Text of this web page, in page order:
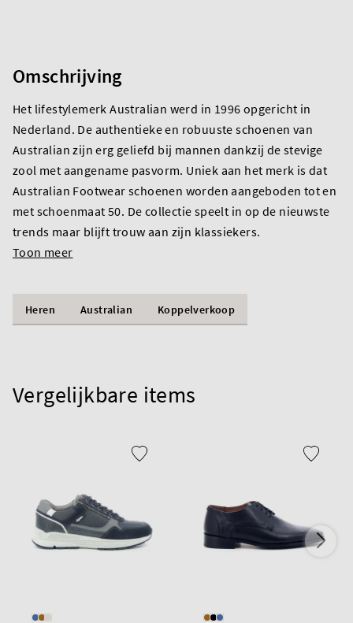
Omschrijving
Het lifestylemerk Australian werd in 1996 opgericht in
Nederland. De authentieke en robuuste schoenen van
Australian zijn erg geliefd bij mannen dankzij de stevige
zool met aangename pasvorm. Uniek aan het merk is dat
Australian Footwear schoenen worden aangeboden tot en
met schoenmaat 50. De collectie speelt in op de nieuwste
trends maar blijft trouw aan zijn klassiekers.
Toon meer
Heren Australian Koppelverkoop
Vergelijkbare items